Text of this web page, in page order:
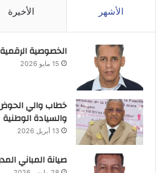
الأشهر الأخيرة
الخصوصية
15 مايو 2026
خطاب والي
والسيادة الوطنية
13 أبريل 2026
صيانة المباني